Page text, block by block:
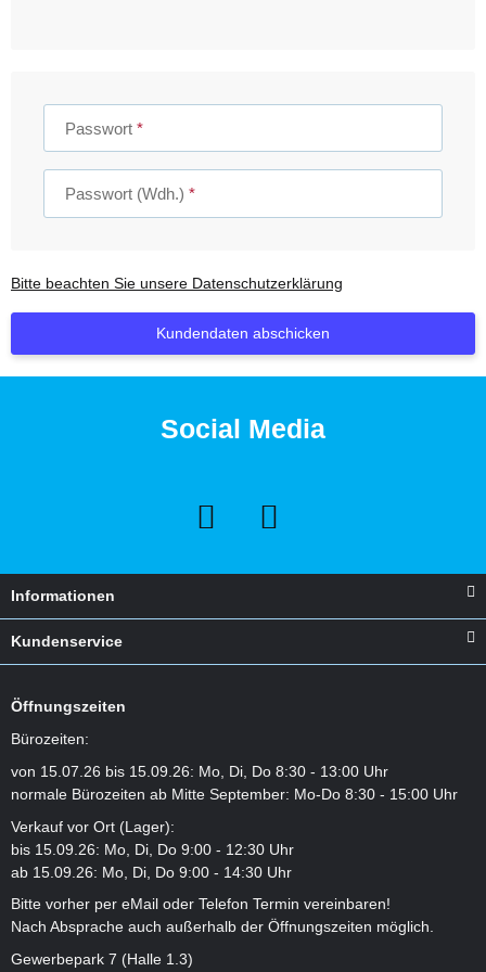
Passwort
Passwort (Wdh.)
Bitte beachten Sie unsere Datenschutzerklärung
Kundendaten abschicken
Social Media
Informationen
Kundenservice
Öffnungszeiten
Bürozeiten:
von 15.07.26 bis 15.09.26: Mo, Di, Do 8:30 - 13:00 Uhr
normale Bürozeiten ab Mitte September: Mo-Do 8:30 - 15:00 Uhr
Verkauf vor Ort (Lager):
bis 15.09.26: Mo, Di, Do 9:00 - 12:30 Uhr
ab 15.09.26: Mo, Di, Do 9:00 - 14:30 Uhr
Bitte vorher per eMail oder Telefon Termin vereinbaren!
Nach Absprache auch außerhalb der Öffnungszeiten möglich.
Gewerbepark 7 (Halle 1.3)